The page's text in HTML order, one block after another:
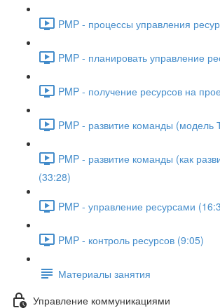
PMP - процессы управления
PMP - планировать управление
PMP - получение ресурсов на
PMP - развитие команды (модель
PMP - развитие команды (как
(33:28)
PMP - управление ресурсами
PMP - контроль ресурсов (9:05)
Материалы занятия
Управление коммуникациями